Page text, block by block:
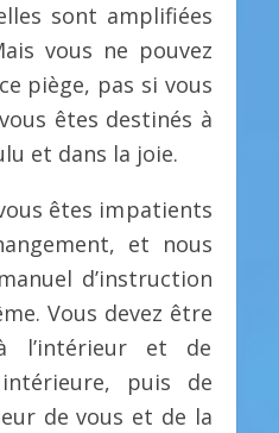
sont amplifiées
vous ne pouvez
piège, pas si vous
êtes destinés à
et dans la joie.
êtes impatients
et nous
d’instruction
Vous devez être
l’intérieur et de
puis de
de vous et de la